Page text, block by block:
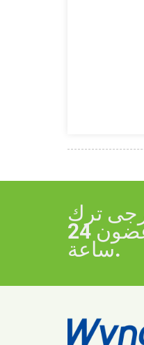
ترك
بريدك الإلكتروني إلينا وسنكون على اتصال في غضون 24
ساعة.